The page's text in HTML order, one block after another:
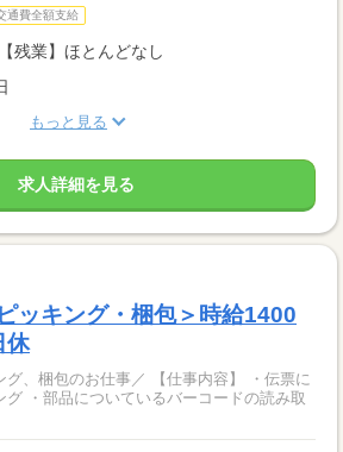
通費全額支給
残業】ほとんどなし
もっと見る
求人詳細を見る
ッキング・梱包＞時給1400
休
仕事／ 【仕事内容】 ・伝票に
・部品についているバーコードの読み取